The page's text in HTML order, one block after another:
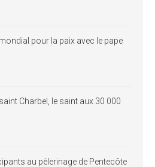
pour la paix avec le pape
Charbel, le saint aux 30 000
au pèlerinage de Pentecôte